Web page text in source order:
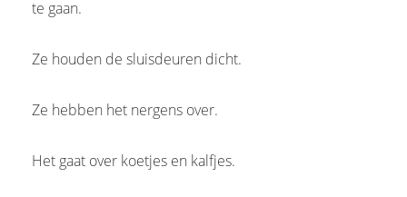
te gaan.
Ze houden de sluisdeuren dicht.
Ze hebben het nergens over.
Het gaat over koetjes en kalfjes.